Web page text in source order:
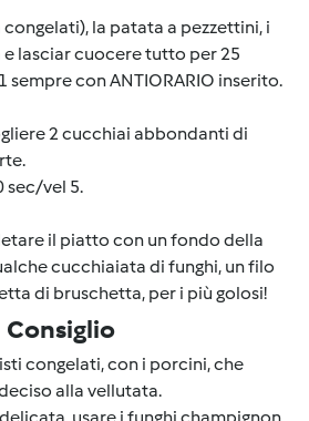
la patata a pezzettini, i
e lasciar cuocere tutto per 25
con ANTIORARIO inserito.
2 cucchiai abbondanti di
sec/vel 5.
il piatto con un fondo della
cucchiaiata di funghi, un filo
di bruschetta, per i più golosi!
Consiglio
congelati, con i porcini, che
alla vellutata.